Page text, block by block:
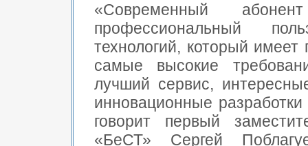
«Современный
профессиональный
технологий, который
самые высокие
лучший сервис,
инновационные
говорит первый
«БеСТ» Сергей